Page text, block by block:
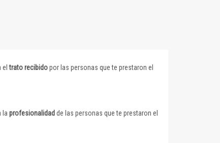
eltrato recibidopor las personas que te prestaron el
la profesionalidad de las personas que te prestaron el